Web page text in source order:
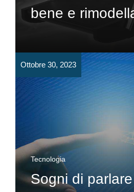
bene e
Ottobre 30, 2023
Tecnologia
Sogni di